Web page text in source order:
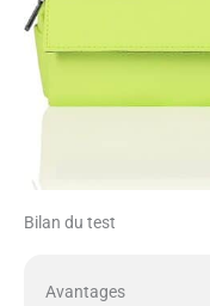
Bilan du test
Avantages